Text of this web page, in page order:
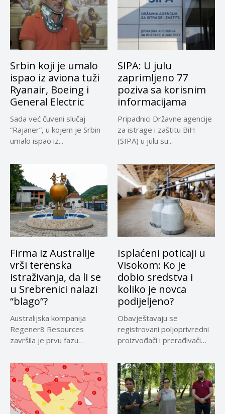
Srbin koji je umalo
ispao iz aviona tuži
Ryanair, Boeing i
General Electric
Sada već čuveni slučaj
“Rajaner”, u kojem je Srbin
umalo ispao iz...
SIPA: U julu
zaprimljeno 77
poziva sa korisnim
informacijama
Pripadnici Državne agencije
za istrage i zaštitu BiH
(SIPA) u julu su...
Firma iz Australije
vrši terenska
istraživanja, da li se
u Srebrenici nalazi
“blago”?
Australijska kompanija
Regener8 Resources
završila je prvu fazu
projektu...
Isplaćeni poticaji u
Visokom: Ko je
dobio sredstva i
koliko je novca
podijeljeno?
Obavještavaju se
registrovani poljoprivredni
proizvođači i prerađivači
su...